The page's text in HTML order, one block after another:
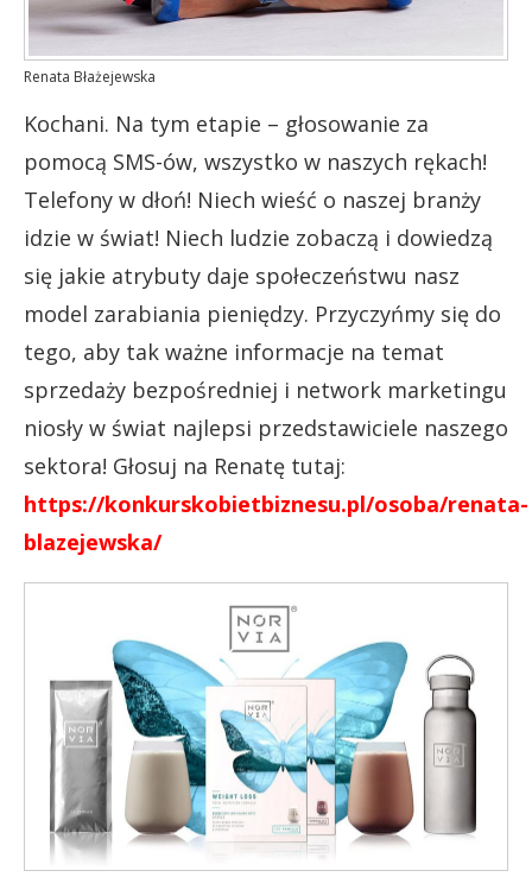
Renata Błażejewska
Kochani. Na tym etapie – głosowanie za
pomocą SMS-ów, wszystko w naszych rękach!
Telefony w dłoń! Niech wieść o naszej branży
idzie w świat! Niech ludzie zobaczą i dowiedzą
się jakie atrybuty daje społeczeństwu nasz
model zarabiania pieniędzy. Przyczyńmy się do
tego, aby tak ważne informacje na temat
sprzedaży bezpośredniej i network marketingu
niosły w świat najlepsi przedstawiciele naszego
sektora! Głosuj na Renatę tutaj:
https://konkurskobietbiznesu.pl/osoba/renata-
blazejewska/